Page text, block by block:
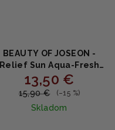
BEAUTY OF JOSEON -
Relief Sun Aqua-Fresh
Rice + B5 SPF50+ PA++++ -
Opaľovací krém s
ryžovým extraktom a
panthenolom 50ml
13,50 €
15,90 € (–15 %)
Skladom